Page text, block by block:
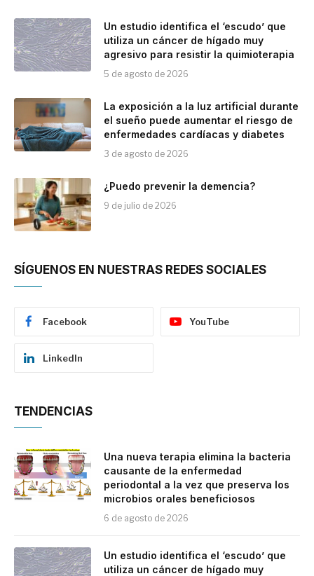
Un estudio identifica el ‘escudo’ que
utiliza un cáncer de hígado muy
agresivo para resistir la quimioterapia
5 de agosto de 2026
La exposición a la luz artificial durante
el sueño puede aumentar el riesgo de
enfermedades cardíacas y diabetes
3 de agosto de 2026
¿Puedo prevenir la demencia?
9 de julio de 2026
SÍGUENOS EN NUESTRAS REDES SOCIALES
Facebook YouTube
LinkedIn
TENDENCIAS
Una nueva terapia elimina la bacteria
causante de la enfermedad
periodontal a la vez que preserva los
microbios orales beneficiosos
6 de agosto de 2026
Un estudio identifica el ‘escudo’ que
utiliza un cáncer de hígado muy